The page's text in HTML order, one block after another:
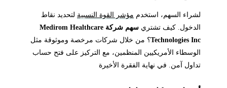
لشراء السهم، استخدم مؤشر القوة النسبيةلتحديد نقاط
الدخول. كيف تشتري
سهم شركة Medirom Healthcare
Technologies Inc؟ من خلال شركات مرخصة وموثوقة مثل
الوسطاء الأمريكيين المنظمين، مع التركيز على فتح حساب
تداول آمن. في نهاية الفقرة الأخيرة